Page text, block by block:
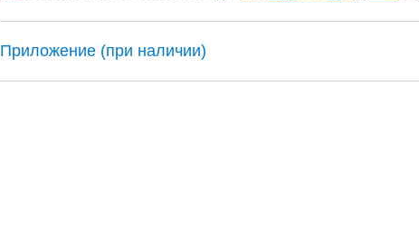
Приложение (при наличии)